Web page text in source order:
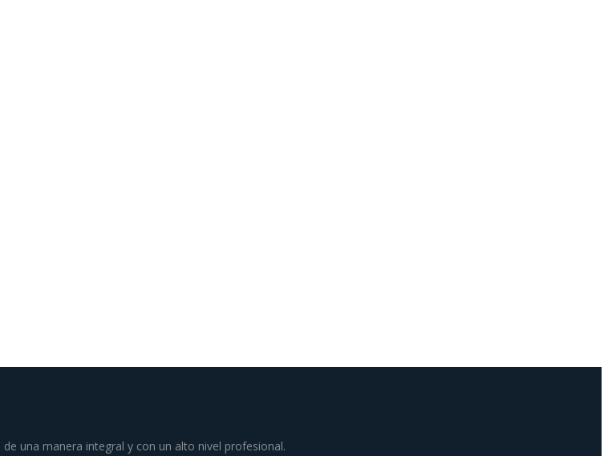
una manera integral y con un alto nivel profesional.